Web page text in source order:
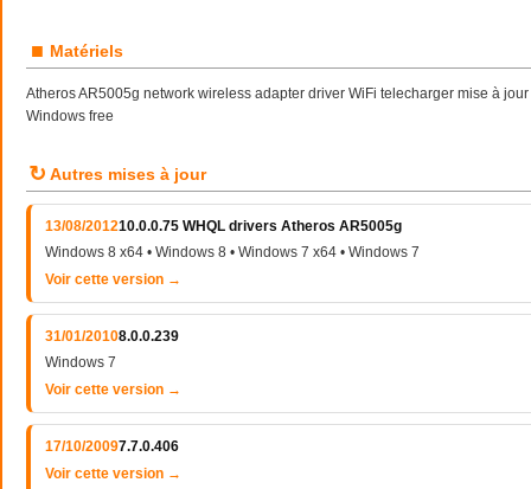
■ Matériels
Atheros AR5005g network wireless adapter driver WiFi telecharger mise à
Windows free
↻ Autres mises à jour
13/08/201210.0.0.75 WHQL drivers Atheros AR5005g
Windows 8 x64 • Windows 8 • Windows 7 x64 • Windows 7
Voir cette version →
31/01/20108.0.0.239
Windows 7
Voir cette version →
17/10/20097.7.0.406
Voir cette version →